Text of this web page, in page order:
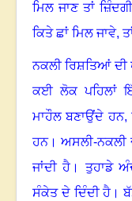
ਮਿਲ ਜਾਣ ਤਾਂ
ਕਿਤੇ ਛਾਂ ਮਿਲ ਜਾਵੇ,
ਨਕਲੀ ਰਿਸ਼ਤਿਆਂ ਦੀ
ਕਈ ਲੋਕ ਪਹਿਲਾਂ
ਮਾਹੌਲ ਬਣਾਉਂਦੇ ਹਨ,
ਹਨ। ਅਸਲੀ-ਨਕਲੀ
ਜਾਂਦੀ ਹੈ। ਤੁਹਾਡੇ
ਸੰਕੇਤ ਦੇ ਦਿੰਦੀ ਹੈ।